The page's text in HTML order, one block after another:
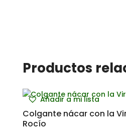
Productos
Añadir a mi lista
Colgante nácar con la
Rocío